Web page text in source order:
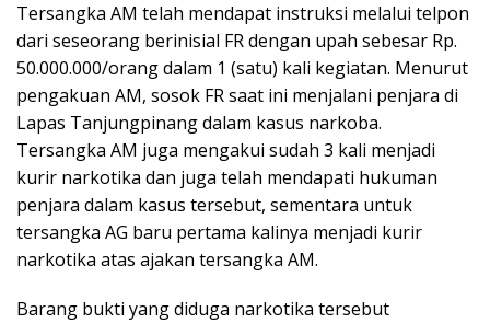
Tersangka AM telah mendapat instruksi melalui telpon
dari seseorang berinisial FR dengan upah sebesar Rp.
50.000.000/orang dalam 1 (satu) kali kegiatan. Menurut
pengakuan AM, sosok FR saat ini menjalani penjara di
Lapas Tanjungpinang dalam kasus narkoba.
Tersangka AM juga mengakui sudah 3 kali menjadi
kurir narkotika dan juga telah mendapati hukuman
penjara dalam kasus tersebut, sementara untuk
tersangka AG baru pertama kalinya menjadi kurir
narkotika atas ajakan tersangka AM.
Barang bukti yang diduga narkotika tersebut